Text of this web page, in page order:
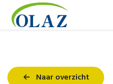
Naar overzicht